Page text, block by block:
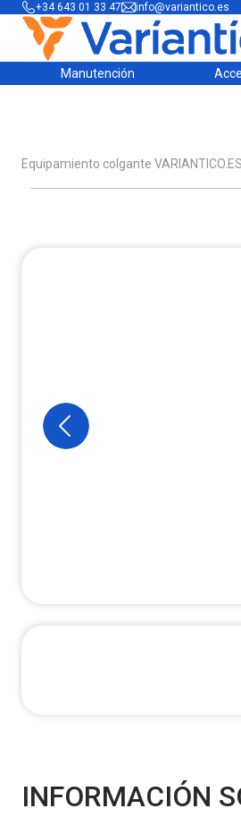
+34 643 01 33 47 info@variantico.es
Manutención
Equipamiento colgante VARIANTICO.ES
INFORMACIÓN